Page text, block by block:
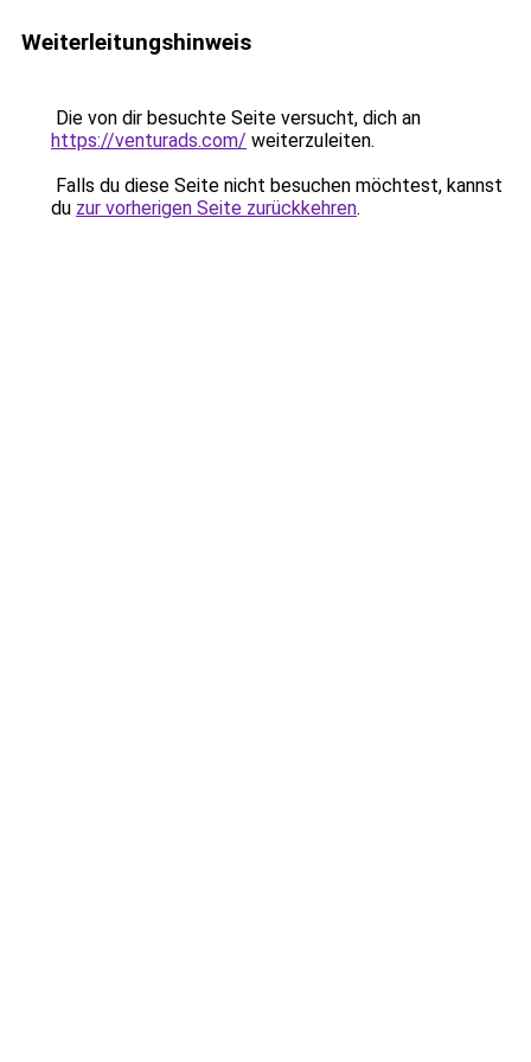
Weiterleitungshinweis
Die von dir besuchte Seite versucht, dich an
https://venturads.com/ weiterzuleiten.
Falls du diese Seite nicht besuchen möchtest, kannst
du zur vorherigen Seite zurückkehren.